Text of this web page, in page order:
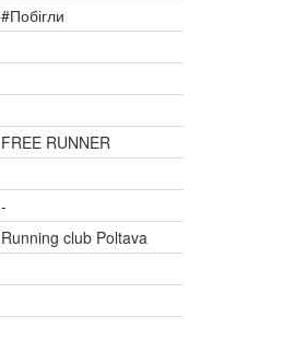
#Побігли
FREE RUNNER
-
Running club Poltava